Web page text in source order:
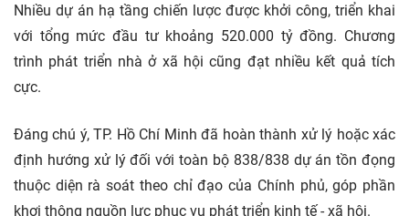
Nhiều dự án hạ tầng chiến lược được khởi công, triển khai
với tổng mức đầu tư khoảng 520.000 tỷ đồng. Chương
trình phát triển nhà ở xã hội cũng đạt nhiều kết quả tích
cực.
Đáng chú ý, TP. Hồ Chí Minh đã hoàn thành xử lý hoặc xác
định hướng xử lý đối với toàn bộ 838/838 dự án tồn đọng
thuộc diện rà soát theo chỉ đạo của Chính phủ, góp phần
khơi thông nguồn lực phục vụ phát triển kinh tế - xã hội.